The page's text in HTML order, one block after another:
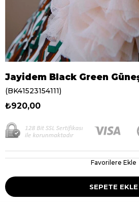
Jayidem Black Green
(BK41523154111)
₺920,00
Favorilere Ekle